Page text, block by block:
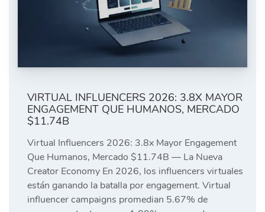
VIRTUAL INFLUENCERS 2026: 3.8X MAYOR
ENGAGEMENT QUE HUMANOS, MERCADO
$11.74B
Virtual Influencers 2026: 3.8x Mayor Engagement
Que Humanos, Mercado $11.74B — La Nueva
Creator Economy En 2026, los influencers virtuales
están ganando la batalla por engagement. Virtual
influencer campaigns promedian 5.67% de